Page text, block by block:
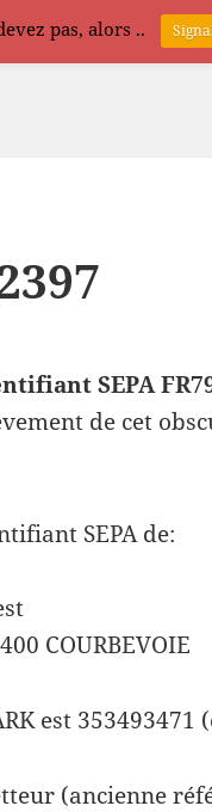
SEPA
de cet
SEPA de:
COURBEVOIE
est 353493471
(ancienne
pas, alors ..